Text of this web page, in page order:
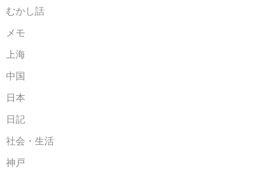
むかし話
メモ
上海
中国
日本
日記
社会・生活
神戸